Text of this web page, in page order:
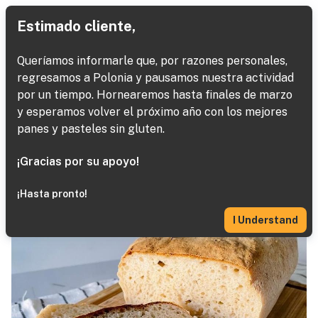
Pan
Home Baked Goods Pan de teff
Estimado cliente,
Queríamos informarle que, por razones personales,
regresamos a Polonia y pausamos nuestra actividad
por un tiempo. Hornearemos hasta finales de marzo
y esperamos volver el próximo año con los mejores
panes y pasteles sin gluten.
¡Gracias por su apoyo!
¡Hasta pronto!
I Understand